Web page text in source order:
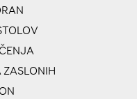
ZASLONIH